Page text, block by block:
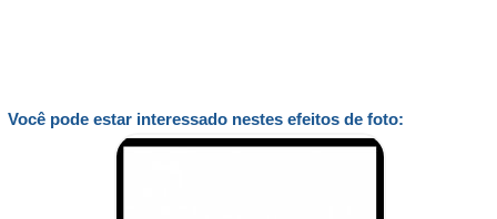
Você pode estar interessado nestes efeitos de foto: